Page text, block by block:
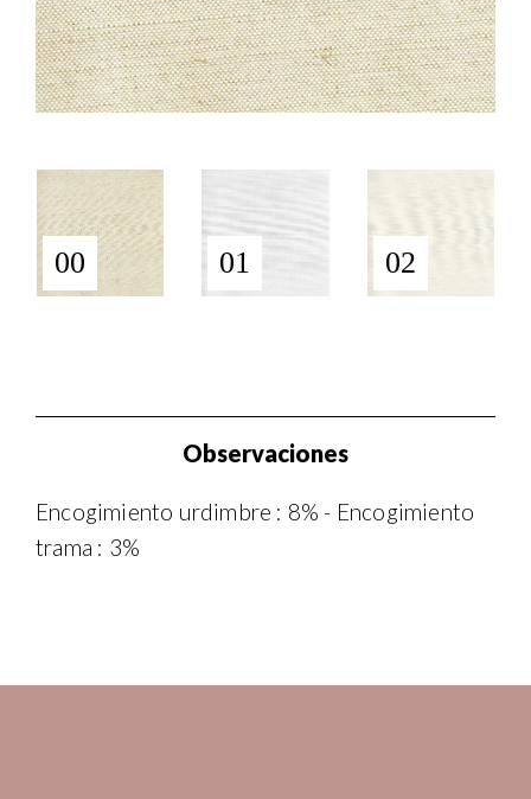
00 01 02
Observaciones
Encogimiento urdimbre : 8% - Encogimiento
trama : 3%